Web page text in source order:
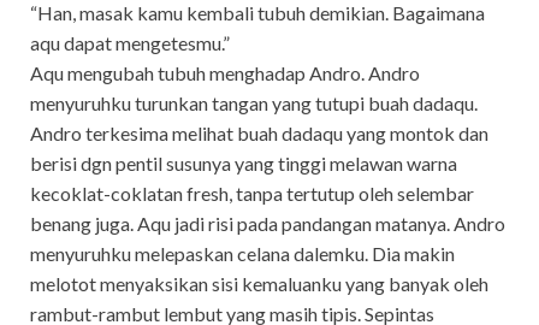
“Han, masak kamu kembali tubuh demikian. Bagaimana
aqu dapat mengetesmu.”
Aqu mengubah tubuh menghadap Andro. Andro
menyuruhku turunkan tangan yang tutupi buah dadaqu.
Andro terkesima melihat buah dadaqu yang montok dan
berisi dgn pentil susunya yang tinggi melawan warna
kecoklat-coklatan fresh, tanpa tertutup oleh selembar
benang juga. Aqu jadi risi pada pandangan matanya. Andro
menyuruhku melepaskan celana dalemku. Dia makin
melotot menyaksikan sisi kemaluanku yang banyak oleh
rambut-rambut lembut yang masih tipis. Sepintas